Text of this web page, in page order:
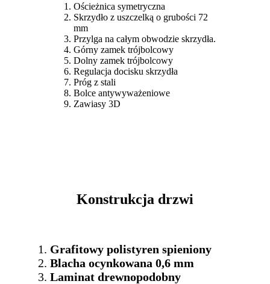
Ościeżnica symetryczna
Skrzydło z uszczelką o grubości 72
mm
Przylga na całym obwodzie skrzydła.
Górny zamek trójbolcowy
Dolny zamek trójbolcowy
Regulacja docisku skrzydła
Próg z stali
Bolce antywyważeniowe
Zawiasy 3D
Konstrukcja drzwi
Grafitowy polistyren spieniony
Blacha ocynkowana 0,6 mm
Laminat drewnopodobny